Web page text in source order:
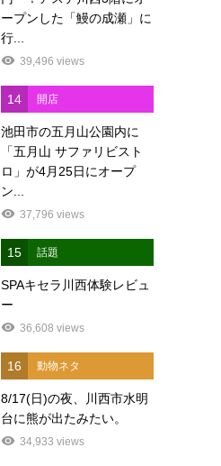
ープンした「鰻の成瀬」に
行...
39,496 views
14 開店
池田市の五月山公園内に
「五月山 サファリビスト
ロ」が4月25日にオープ
ン...
37,796 views
15 話題
SPAキセラ川西体験レビュ
ー
36,608 views
16 動物ネタ
8/17(日)の夜、川西市水明
台に熊が出たみたい。
34,933 views